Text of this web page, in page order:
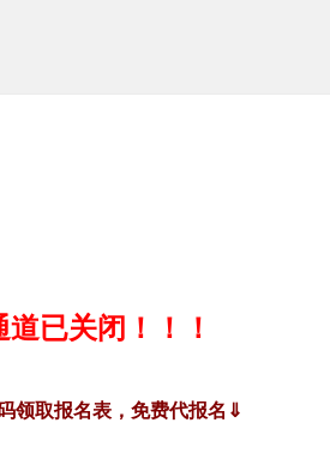
已关闭！！！
领取报名表，免费代报名⇓